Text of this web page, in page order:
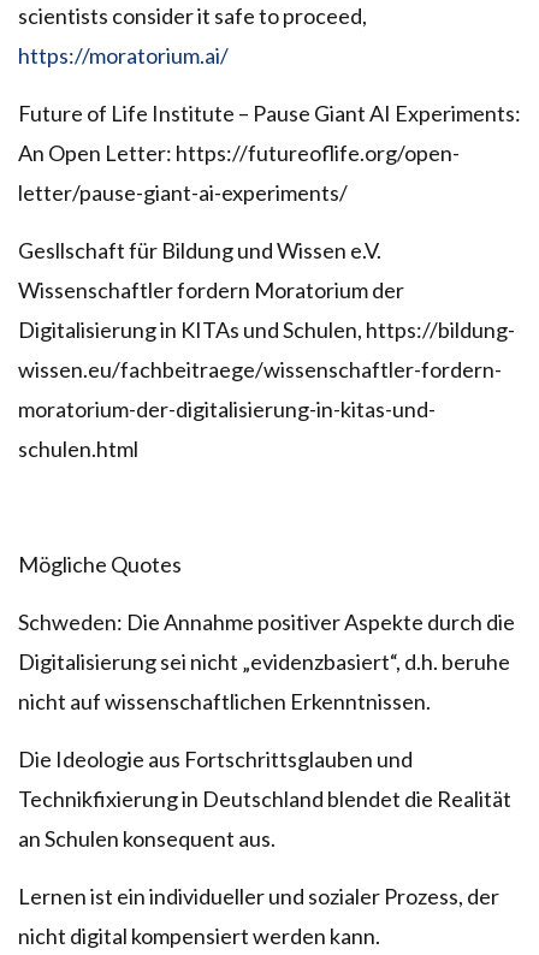
scientists consider it safe to proceed,
https://moratorium.ai/
Future of Life Institute – Pause Giant AI Experiments:
An Open Letter: https://futureoflife.org/open-
letter/pause-giant-ai-experiments/
Gesllschaft für Bildung und Wissen e.V.
Wissenschaftler fordern Moratorium der
Digitalisierung in KITAs und Schulen, https://bildung-
wissen.eu/fachbeitraege/wissenschaftler-fordern-
moratorium-der-digitalisierung-in-kitas-und-
schulen.html
Mögliche Quotes
Schweden: Die Annahme positiver Aspekte durch die
Digitalisierung sei nicht „evidenzbasiert“, d.h. beruhe
nicht auf wissen­schaftlichen Erkenntnissen.
Die Ideologie aus Fortschrittsglauben und
Technikfixierung in Deutschland blendet die Realität
an Schulen konsequent aus.
Lernen ist ein individueller und sozialer Prozess, der
nicht digital kompensiert werden kann.